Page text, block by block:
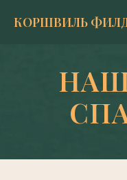
КОРШВИЛЬ